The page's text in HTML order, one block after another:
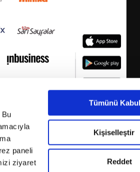
paneli
ziyaret
Tümünü
Kişiselleştir
Reddet